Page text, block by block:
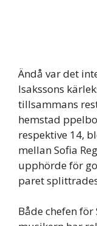
Ändå var det
Isakssons
tillsammans
hemstad
respektive 14,
mellan Sofia
upphörde för
paret
Både chefen